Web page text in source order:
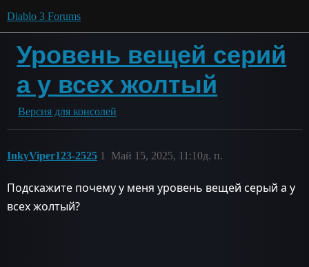
Diablo 3 Forums
Уровень вещей серий
а у всех жолтый
Версия для консолей
InkyViper123-2525 Май 15, 2025, 11:10д. п.
1
Подскажите почему у меня уровень вещей серый а у
всех жолтый?